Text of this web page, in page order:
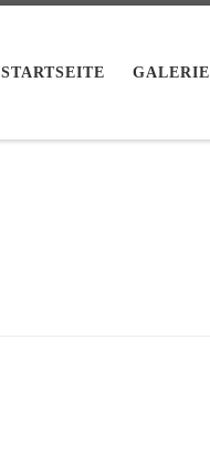
STARTSEITE GALERIE